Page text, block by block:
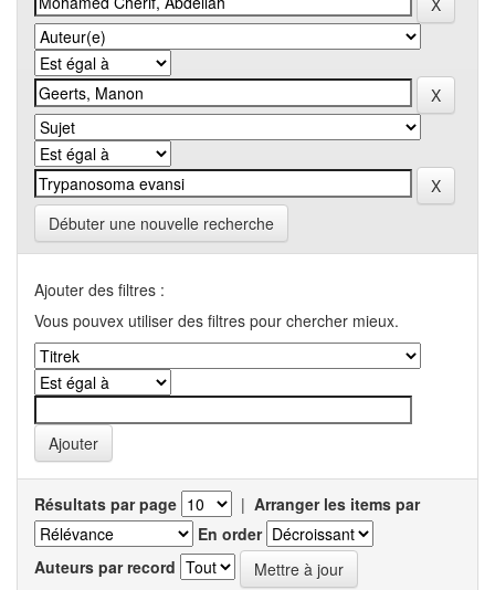
Débuter une nouvelle recherche
Ajouter des filtres :
Vous pouvex utiliser des filtres pour chercher mieux.
Résultats par page | Arranger les items par
En order
Auteurs par record